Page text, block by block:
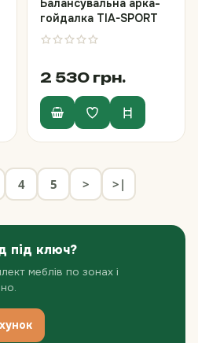
під ключ?
меблів по зонах і
Балансувальна арка-
гойдалка TIA-SPORT
2 530 грн.
4 5 > >|